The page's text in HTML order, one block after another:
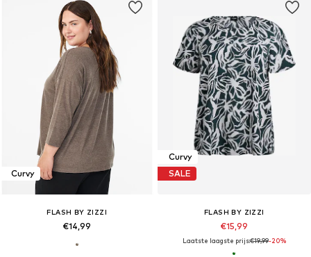
Curvy
FLASH BY ZIZZI
€14,99
Curvy
SALE
FLASH BY ZIZZI
€15,99
Laatste laagste prijs:€19,99-20%